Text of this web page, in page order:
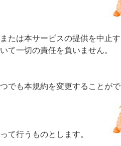
たは本サービスの提供を中止す
て一切の責任を負いません。
でも本規約を変更することがで
て行うものとします。